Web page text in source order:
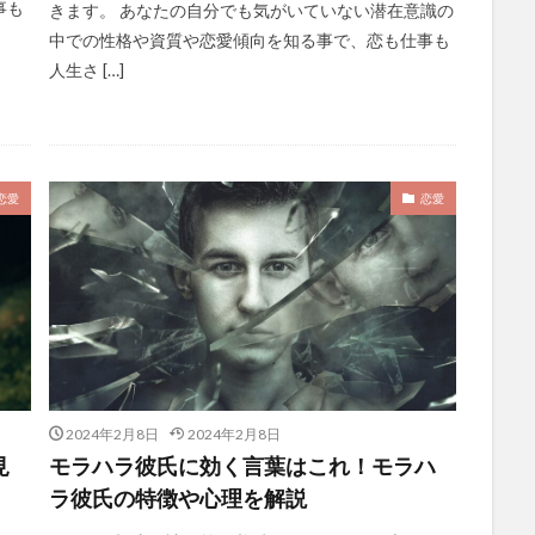
も
きます。 あなたの自分でも気がいていない潜在意識の
中での性格や資質や恋愛傾向を知る事で、恋も仕事も
人生さ […]
愛 恋愛
2024年2月8日 2024年2月8日
モラハラ彼氏に効く言葉はこれ！モラハ
ラ彼氏の特徴や心理を解説